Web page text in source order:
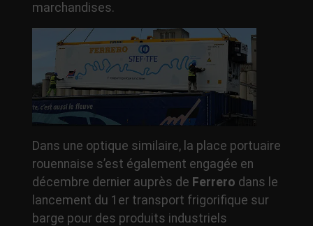
marchandises.
Dans une optique similaire, la place portuaire
rouennaise s’est également engagée en
décembre dernier auprès de Ferrero dans le
lancement du 1er transport frigorifique sur
barge pour des produits industriels